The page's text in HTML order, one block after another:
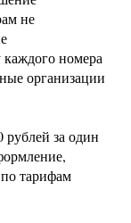
не
номера
организации
рублей за один
тарифам